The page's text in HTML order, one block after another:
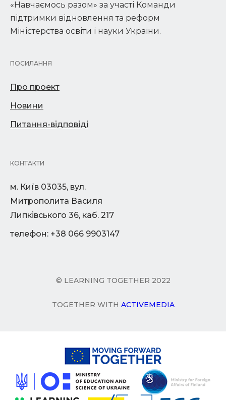
«Навчаємось разом» за участі Команди
підтримки відновлення та реформ
Міністерства освіти і науки України.
ПОСИЛАННЯ
Про проект
Новини
Питання-відповіді
КОНТАКТИ
м. Київ 03035, вул.
Митрополита Василя
Липківського 36, каб. 217
телефон: +38 066 9903147
© LEARNING TOGETHER 2022
TOGETHER WITH ACTIVEMEDIA